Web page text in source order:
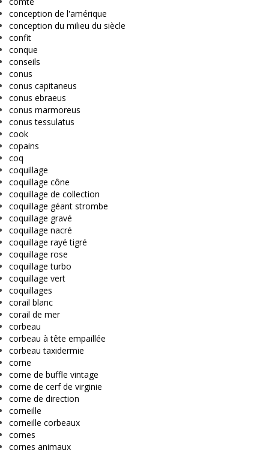
conception de l'amérique
conception du milieu du siècle
confit
conque
conseils
conus
conus capitaneus
conus ebraeus
conus marmoreus
conus tessulatus
cook
copains
coq
coquillage
coquillage cône
coquillage de collection
coquillage géant strombe
coquillage gravé
coquillage nacré
coquillage rayé tigré
coquillage rose
coquillage turbo
coquillage vert
coquillages
corail blanc
corail de mer
corbeau
corbeau à tête empaillée
corbeau taxidermie
corne
corne de buffle vintage
corne de cerf de virginie
corne de direction
corneille
corneille corbeaux
cornes
cornes animaux